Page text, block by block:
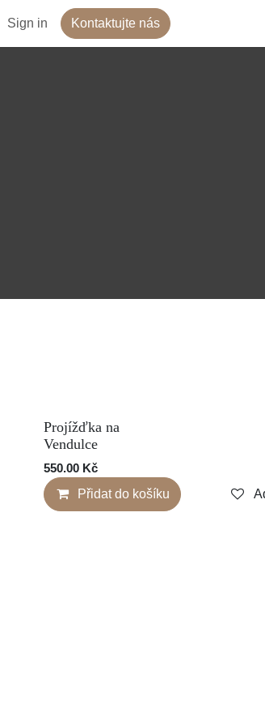
Sign in Kontaktujte nás
Projížďka na
Vendulce
550.00Kč
Přidat do košíku